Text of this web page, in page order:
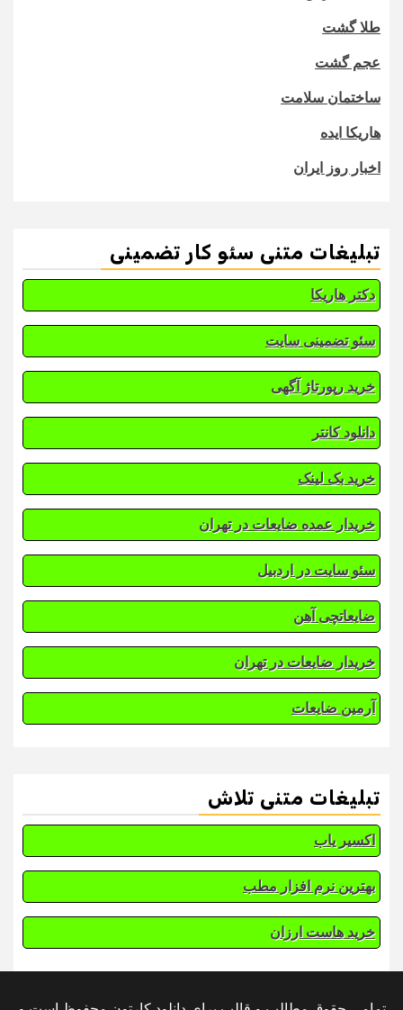
طلا گشت
عجم گشت
ساختمان سلامت
هاریکا ایده
اخبار روز ایران
تبلیغات متنی سئو کار تضمینی
دکتر هاریکا
سئو تضمینی سایت
خرید رپورتاژ آگهی
دانلود کانتر
خرید بک لینک
خریدار عمده ضایعات در تهران
سئو سایت در اردبیل
ضایعاتچی آهن
خریدار ضایعات در تهران
آرمین ضایعات
تبلیغات متنی تلاش
اکسیر یاب
بهترین نرم افزار مطب
خرید هاست ارزان